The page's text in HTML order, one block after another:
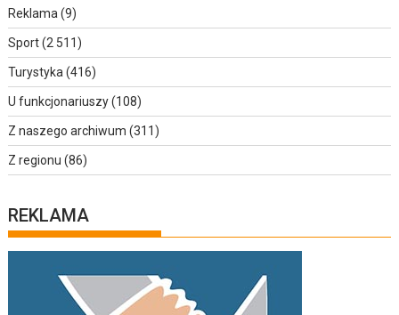
Reklama(9)
Sport(2 511)
Turystyka(416)
U funkcjonariuszy(108)
Z naszego archiwum (311)
Z regionu (86)
REKLAMA